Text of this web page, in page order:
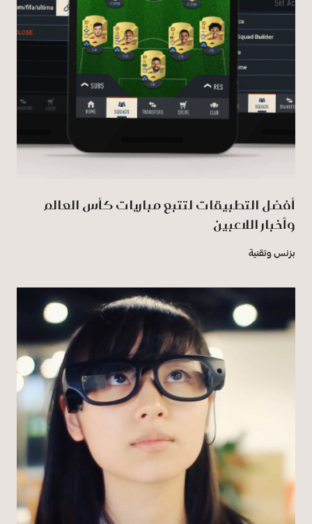
أفضل التطبيقات لتتبع مباريات كأس العالم
وأخبار اللاعبين
بزنس وتقنية